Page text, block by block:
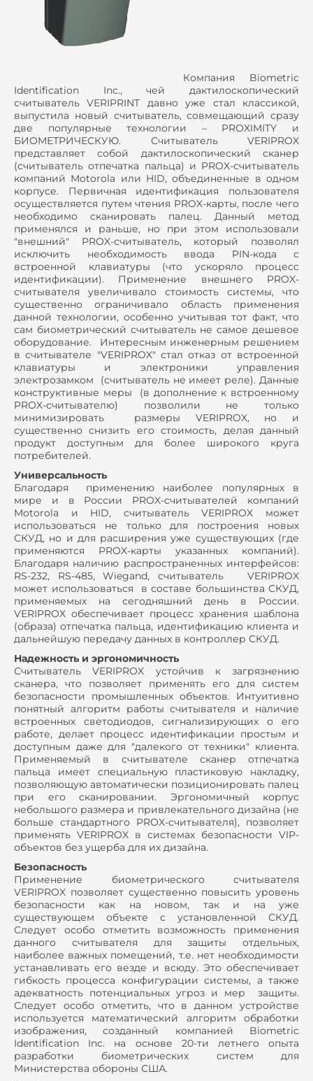
Компания Biometric
Identification Inc., чей дактилоскопический
считыватель VERIPRINT давно уже стал классикой,
выпустила новый считыватель, совмещающий сразу
две популярные технологии – PROXIMITY и
БИОМЕТРИЧЕСКУЮ. Считыватель VERIPROX
представляет собой дактилоскопический сканер
(считыватель отпечатка пальца) и PROX-считыватель
компаний Motorola или HID, объединенные в одном
корпусе. Первичная идентификация пользователя
осуществляется путем чтения PROX-карты, после чего
необходимо сканировать палец. Данный метод
применялся и раньше, но при этом использовали
"внешний" PROX-считыватель, который позволял
исключить необходимость ввода PIN-кода с
встроенной клавиатуры (что ускоряло процесс
идентификации). Применение внешнего PROX-
считывателя увеличивало стоимость системы, что
существенно ограничивало область применения
данной технологии, особенно учитывая тот факт, что
сам биометрический считыватель не самое дешевое
оборудование. Интересным инженерным решением
в считывателе "VERIPROX" стал отказ от встроенной
клавиатуры и электроники управления
электрозамком (считыватель не имеет реле). Данные
конструктивные меры (в дополнение к встроенному
PROX-считывателю) позволили не только
минимизировать размеры VERIPROX, но и
существенно снизить его стоимость, делая данный
продукт доступным для более широкого круга
потребителей.
Универсальность
Благодаря применению наиболее популярных в
мире и в России PROX-считывателей компаний
Motorola и HID, считыватель VERIPROX может
использоваться не только для построения новых
СКУД, но и для расширения уже существующих (где
применяются PROX-карты указанных компаний).
Благодаря наличию распространенных интерфейсов:
RS-232, RS-485, Wiegand, считыватель VERIPROX
может использоваться в составе большинства СКУД,
применяемых на сегодняшний день в России.
VERIPROX обеспечивает процесс хранения шаблона
(образа) отпечатка пальца, идентификацию клиента и
дальнейшую передачу данных в контроллер СКУД.
Надежность и эргономичность
Считыватель VERIPROX устойчив к загрязнению
сканера, что позволяет применять его для систем
безопасности промышленных объектов. Интуитивно
понятный алгоритм работы считывателя и наличие
встроенных светодиодов, сигнализирующих о его
работе, делает процесс идентификации простым и
доступным даже для "далекого от техники" клиента.
Применяемый в считывателе сканер отпечатка
пальца имеет специальную пластиковую накладку,
позволяющую автоматически позиционировать палец
при его сканировании. Эргономичный корпус
небольшого размера и привлекательного дизайна (не
больше стандартного PROX-считывателя), позволяет
применять VERIPROX в системах безопасности VIP-
объектов без ущерба для их дизайна.
Безопасность
Применение биометрического считывателя
VERIPROX позволяет существенно повысить уровень
безопасности как на новом, так и на уже
существующем объекте с установленной СКУД.
Следует особо отметить возможность применения
данного считывателя для защиты отдельных,
наиболее важных помещений, т.е. нет необходимости
устанавливать его везде и всюду. Это обеспечивает
гибкость процесса конфигурации системы, а также
адекватность потенциальных угроз и мер защиты.
Следует особо отметить, что в данном устройстве
используется математический алгоритм обработки
изображения, созданный компанией Biometric
Identification Inc. на основе 20-ти летнего опыта
разработки биометрических систем для
Министерства обороны США.